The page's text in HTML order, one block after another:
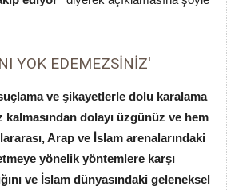
YOK EDEMEZSİNİZ'
ve şikayetlerle dolu karalama
kalmasından dolayı üzgünüz ve hem
Arap ve İslam arenalarındaki
yönelik yöntemlere karşı
ve İslam dünyasındaki geleneksel